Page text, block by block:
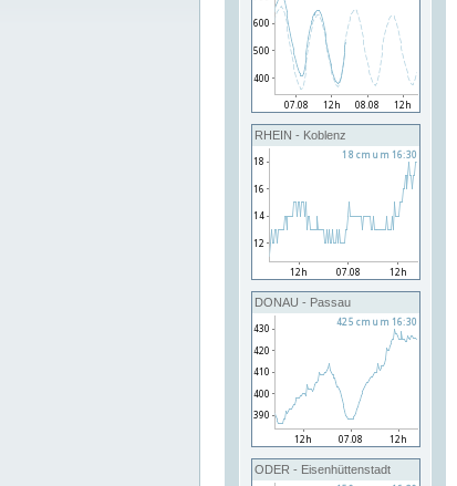
RHEIN - Koblenz
DONAU - Passau
ODER - Eisenhüttenstadt